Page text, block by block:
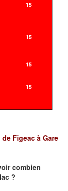
15
15
15
15
Figeac à Gare
combien
?